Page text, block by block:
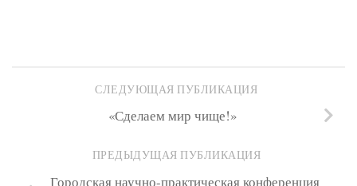
СЛЕДУЮЩАЯ ПУБЛИКАЦИЯ
«Сделаем мир чище!»
ПРЕДЫДУЩАЯ ПУБЛИКАЦИЯ
Городская научно-практическая конференция